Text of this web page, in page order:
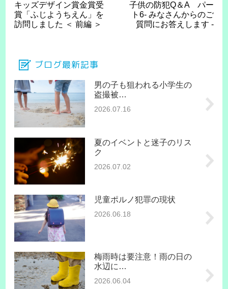
キッズデザイン賞金賞受
賞「ふじようちえん」を
訪問しました ＜ 前編 ＞
子供の防犯Q＆A パー
ト6- みなさんからのご
質問にお答えします -
ブログ最新記事
男の子も狙われる小学生の
盗撮被…
2026.07.16
夏のイベントと迷子のリス
ク
2026.07.02
児童ポルノ犯罪の現状
2026.06.18
梅雨時は要注意！雨の日の
水辺に…
2026.06.04